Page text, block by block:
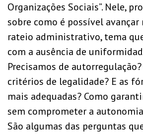
Organizações Sociais”. Nele,
sobre como é possível avançar
rateio administrativo, tema
com a ausência de
Precisamos de
critérios de legalidade? E as
mais adequadas? Como
sem comprometer a
São algumas das perguntas